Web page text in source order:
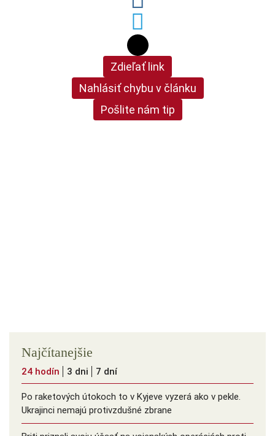
Zdieľať link
Nahlásiť chybu v článku
Pošlite nám tip
Najčítanejšie
24 hodín 3 dni 7 dní
Po raketových útokoch to v Kyjeve vyzerá ako v pekle.
Ukrajinci nemajú protivzdušné zbrane